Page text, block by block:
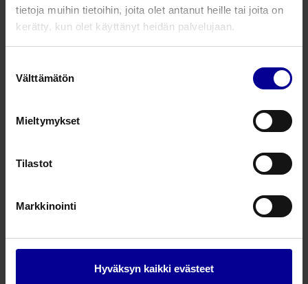
tietoja muihin tietoihin, joita olet antanut heille tai joita on
kerätty, kun olet käyttänyt heidän palvelujaan.
valinta
Välttämätön
Mieltymykset
Tilastot
Markkinointi
Hyväksyn kaikki evästeet
PolyMem WIC Silver -syvähaavasidos